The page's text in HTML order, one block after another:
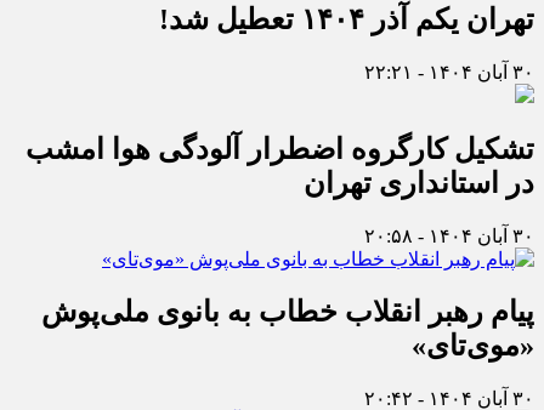
تهران یکم آذر ۱۴۰۴ تعطیل شد!
۳۰ آبان ۱۴۰۴ - ۲۲:۲۱
تشکیل کارگروه اضطرار آلودگی هوا امشب
در استانداری تهران
۳۰ آبان ۱۴۰۴ - ۲۰:۵۸
پیام رهبر انقلاب خطاب به بانوی ملی‌پوش
«موی‌تای»
۳۰ آبان ۱۴۰۴ - ۲۰:۴۲